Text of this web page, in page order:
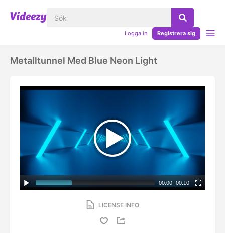
Logga in Registrera sig
Metalltunnel Med Blue Neon Light
00:00 | 00:10
LICENSE INFO